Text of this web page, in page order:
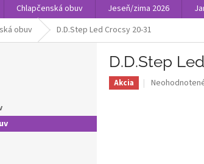
Chlapčenská obuv Jeseň/zima 2026
obuv D.D.Step Led Crocsy 20-31
D.D.Step
Akcia
Priemerné